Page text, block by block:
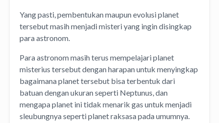
Yang pasti, pembentukan maupun evolusi planet
tersebut masih menjadi misteri yang ingin disingkap
para astronom.
Para astronom masih terus mempelajari planet
misterius tersebut dengan harapan untuk menyingkap
bagaimana planet tersebut bisa terbentuk dari
batuan dengan ukuran seperti Neptunus, dan
mengapa planet ini tidak menarik gas untuk menjadi
sleubungnya seperti planet raksasa pada umumnya.